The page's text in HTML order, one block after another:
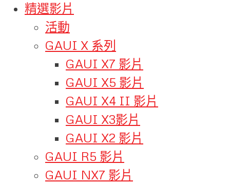
精選影片
活動
GAUI X 系列
GAUI X7 影片
GAUI X5 影片
GAUI X4 II 影片
GAUI X3影片
GAUI X2 影片
GAUI R5 影片
GAUI NX7 影片